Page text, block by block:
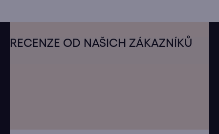
RECENZE OD NAŠICH ZÁKAZNÍKŮ